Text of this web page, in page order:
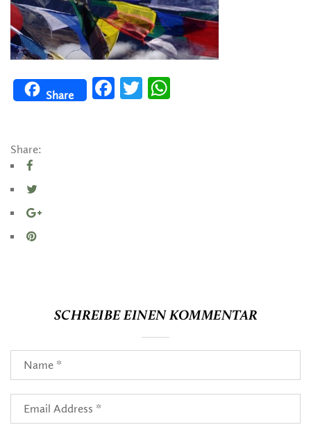
Share
FacebookTwitter
Share:
SCHREIBE EINEN KOMMENTAR